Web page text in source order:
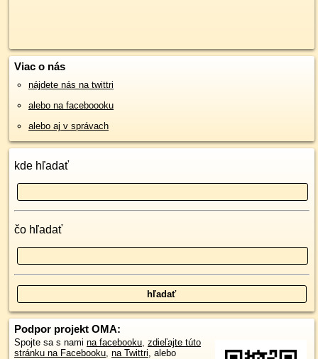
Viac o nás
nájdete nás na twittri
alebo na faceboooku
alebo aj v správach
kde hľadať
čo hľadať
Podpor projekt OMA:
Spojte sa s nami na facebooku, zdieľajte túto
stránku na Facebooku, na Twittri, alebo